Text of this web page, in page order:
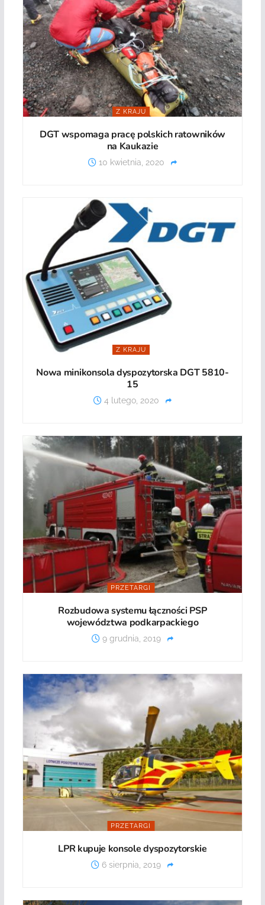
Z KRAJU
DGT wspomaga pracę polskich ratowników
na Kaukazie
10 kwietnia, 2020
Z KRAJU
Nowa minikonsola dyspozytorska DGT 5810-
15
4 lutego, 2020
PRZETARGI
Rozbudowa systemu łączności PSP
województwa podkarpackiego
9 grudnia, 2019
PRZETARGI
LPR kupuje konsole dyspozytorskie
6 sierpnia, 2019